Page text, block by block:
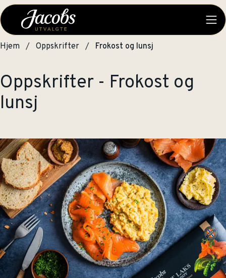
Hjem Oppskrifter Frokost og lunsj
Oppskrifter - Frokost og
lunsj